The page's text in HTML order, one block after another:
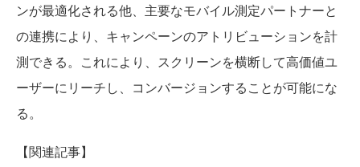
ンが最適化される他、主要なモバイル測定パートナーと
の連携により、キャンペーンのアトリビューションを計
測できる。これにより、スクリーンを横断して高価値ユ
ーザーにリーチし、コンバージョンすることが可能にな
る。
【関連記事】